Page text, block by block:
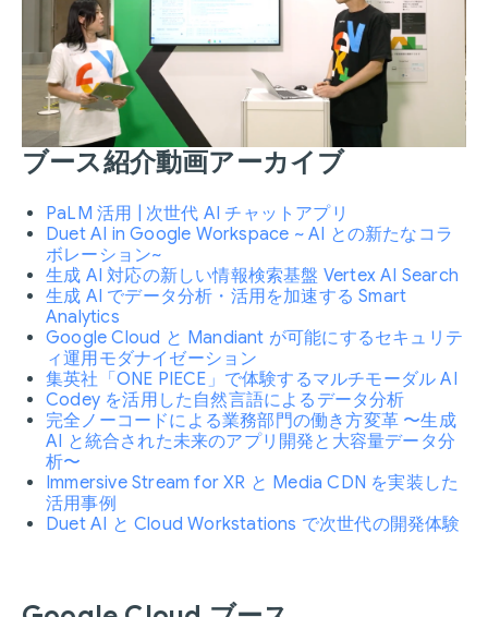
ブース紹介動画アーカイブ
PaLM 活用 | 次世代 AI チャットアプリ
Duet AI in Google Workspace ~ AI との新たなコラ
ボレーション~
生成 AI 対応の新しい情報検索基盤 Vertex AI Search
生成 AI でデータ分析・活用を加速する Smart
Analytics
Google Cloud と Mandiant が可能にするセキュリテ
ィ運用モダナイゼーション
集英社「ONE PIECE」で体験するマルチモーダル AI
Codey を活用した自然言語によるデータ分析
完全ノーコードによる業務部門の働き方変革 〜生成
AI と統合された未来のアプリ開発と大容量データ分
析〜
Immersive Stream for XR と Media CDN を実装した
活用事例
Duet AI と Cloud Workstations で次世代の開発体験